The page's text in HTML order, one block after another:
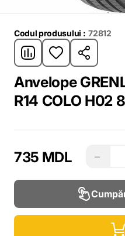
Codul produsului : 72812
Anvelope
R14 COLO H02
735 MDL −